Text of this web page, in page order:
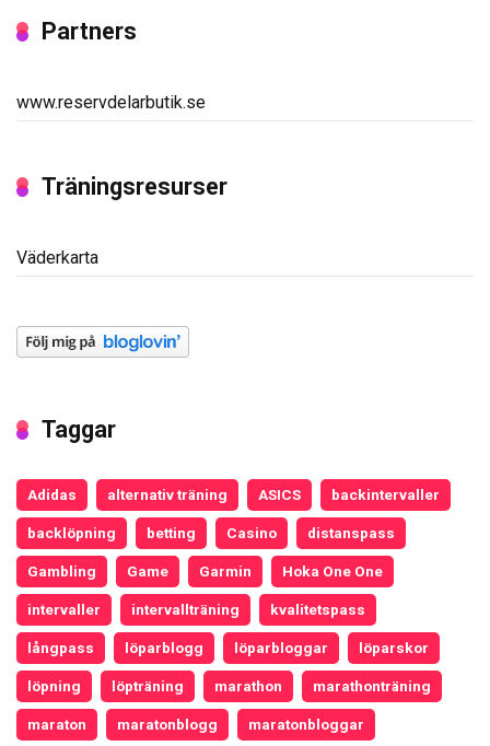
Partners
www.reservdelarbutik.se
Träningsresurser
Väderkarta
Taggar
Adidas alternativ träning ASICS backintervaller
backlöpning betting Casino distanspass
Gambling Game Garmin Hoka One One
intervaller intervallträning kvalitetspass
långpass löparblogg löparbloggar löparskor
löpning löpträning marathon marathonträning
maraton maratonblogg maratonbloggar